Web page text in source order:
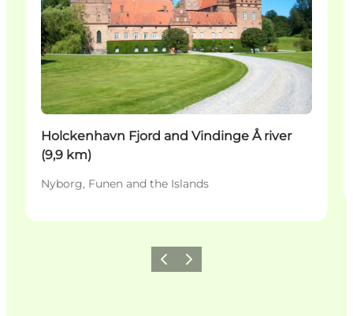
Holckenhavn Fjord and Vindinge Å river
(9,9 km)
Nyborg, Funen and the Islands
Previous
Next